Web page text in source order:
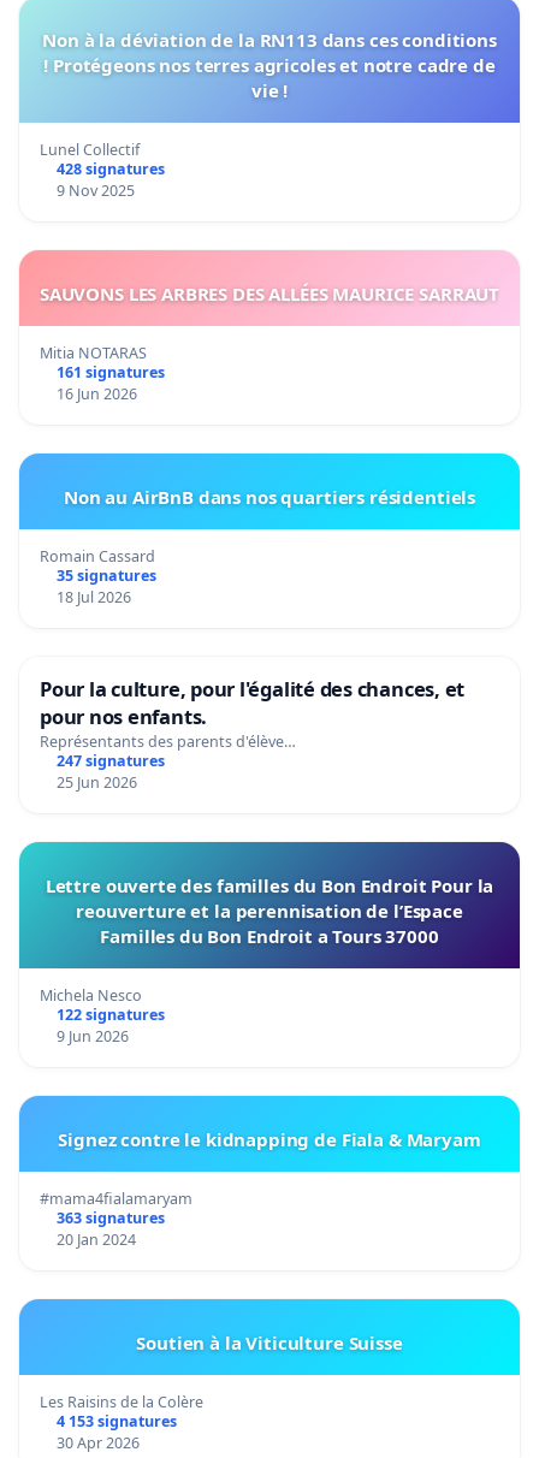
Non à la déviation de la RN113 dans ces conditions
! Protégeons nos terres agricoles et notre cadre de
vie !
Lunel Collectif
428 signatures
9 Nov 2025
SAUVONS LES ARBRES DES ALLÉES MAURICE SARRAUT
Mitia NOTARAS
161 signatures
16 Jun 2026
Non au AirBnB dans nos quartiers résidentiels
Romain Cassard
35 signatures
18 Jul 2026
Pour la culture, pour l'égalité des chances, et
pour nos enfants.
Représentants des parents d'élève…
247 signatures
25 Jun 2026
Lettre ouverte des familles du Bon Endroit Pour la
reouverture et la perennisation de l’Espace
Familles du Bon Endroit a Tours 37000
Michela Nesco
122 signatures
9 Jun 2026
Signez contre le kidnapping de Fiala & Maryam
#mama4fialamaryam
363 signatures
20 Jan 2024
Soutien à la Viticulture Suisse
Les Raisins de la Colère
4 153 signatures
30 Apr 2026